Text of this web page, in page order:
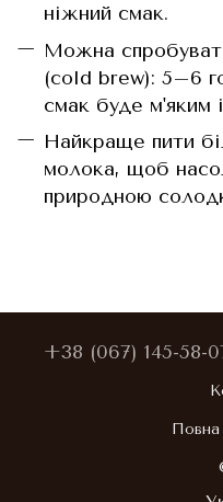
ніжний смак.
Можна
(cold brew): 5–6
смак буде м'яким
Найкраще пити
молока, щоб
природною
+38 (067) 145-58-
Повна